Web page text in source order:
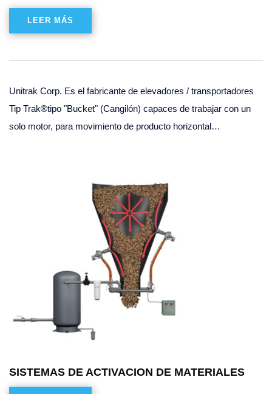
LEER MÁS
Unitrak Corp. Es el fabricante de elevadores / transportadores
Tip Trak®tipo "Bucket" (Cangilón) capaces de trabajar con un
solo motor, para movimiento de producto horizontal…
SISTEMAS DE ACTIVACION DE MATERIALES